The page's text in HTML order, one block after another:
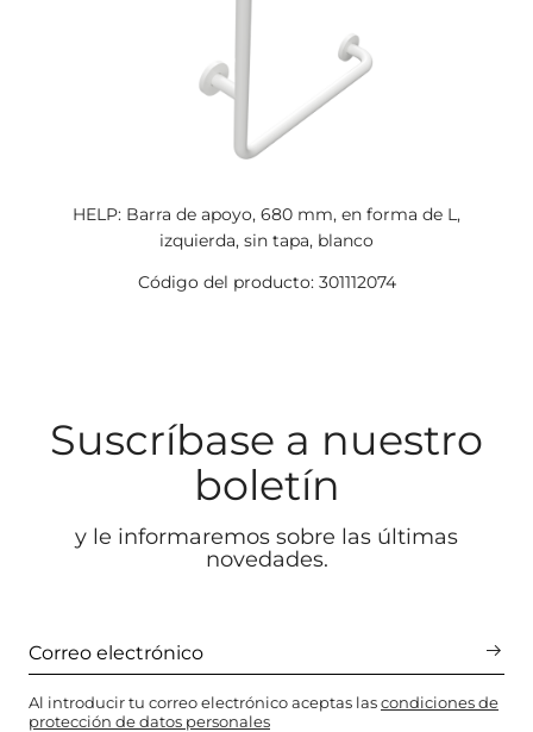
HELP: Barra de apoyo, 680 mm, en forma de L,
izquierda, sin tapa, blanco
Código del producto: 301112074
Suscríbase a nuestro
boletín
y le informaremos sobre las últimas
novedades.
Al introducir tu correo electrónico aceptas lascondiciones de
protección de datos personales